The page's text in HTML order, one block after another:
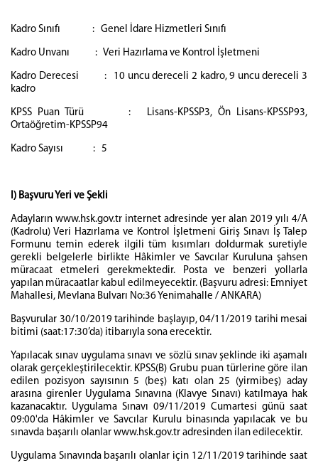
Kadro Sınıfı : Genel İdare Hizmetleri Sınıfı
Kadro Unvanı : Veri Hazırlama ve Kontrol İşletmeni
Kadro Derecesi : 10 uncu dereceli 2 kadro, 9 uncu dereceli 3
kadro
KPSS Puan Türü : Lisans-KPSSP3, Ön Lisans-KPSSP93,
Ortaöğretim-KPSSP94
Kadro Sayısı : 5
I) Başvuru Yeri ve Şekli
Adayların www.hsk.gov.tr internet adresinde yer alan 2019 yılı 4/A
(Kadrolu) Veri Hazırlama ve Kontrol İşletmeni Giriş Sınavı İş Talep
Formunu temin ederek ilgili tüm kısımları doldurmak suretiyle
gerekli belgelerle birlikte Hâkimler ve Savcılar Kuruluna şahsen
müracaat etmeleri gerekmektedir. Posta ve benzeri yollarla
yapılan müracaatlar kabul edilmeyecektir. (Başvuru adresi: Emniyet
Mahallesi, Mevlana Bulvarı No:36 Yenimahalle / ANKARA)
Başvurular 30/10/2019 tarihinde başlayıp, 04/11/2019 tarihi mesai
bitimi (saat:17:30’da) itibarıyla sona erecektir.
Yapılacak sınav uygulama sınavı ve sözlü sınav şeklinde iki aşamalı
olarak gerçekleştirilecektir. KPSS(B) Grubu puan türlerine göre ilan
edilen pozisyon sayısının 5 (beş) katı olan 25 (yirmibeş) aday
arasına girenler Uygulama Sınavına (Klavye Sınavı) katılmaya hak
kazanacaktır. Uygulama Sınavı 09/11/2019 Cumartesi günü saat
09:00'da Hâkimler ve Savcılar Kurulu binasında yapılacak ve bu
sınavda başarılı olanlar www.hsk.gov.tr adresinden ilan edilecektir.
Uygulama Sınavında başarılı olanlar için 12/11/2019 tarihinde saat